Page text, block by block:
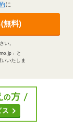
に
無料)
い。
」と
いたしま